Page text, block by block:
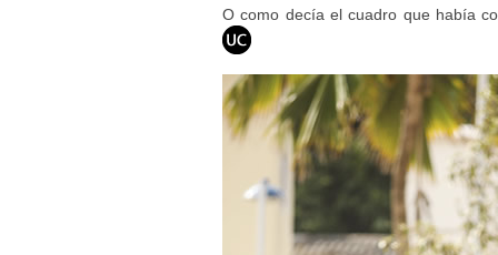
O como decía el cuadro que había